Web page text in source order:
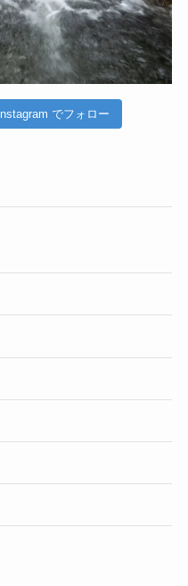
Instagram でフォロー